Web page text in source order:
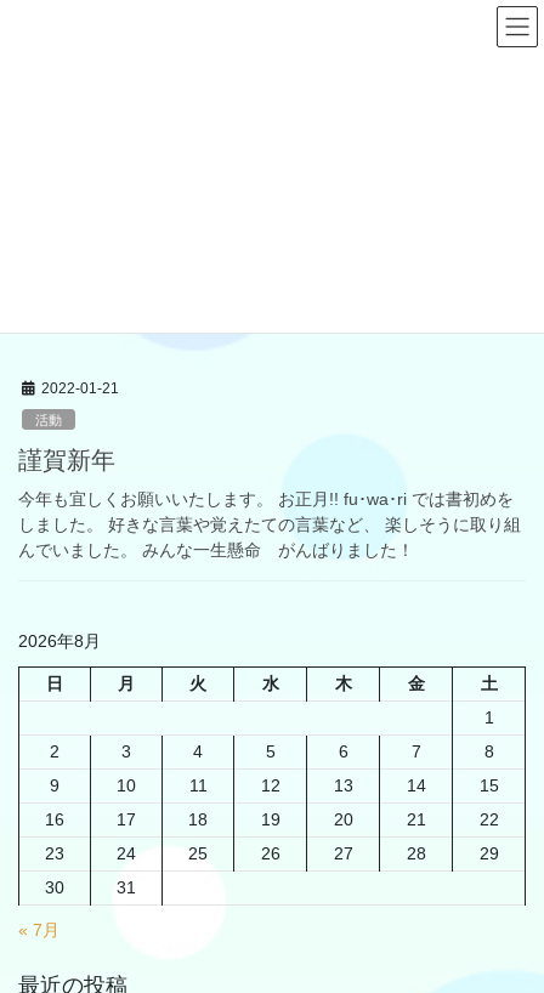
2022-01-21
活動
謹賀新年
今年も宜しくお願いいたします。 お正月!! fu･wa･ri では書初めを
しました。 好きな言葉や覚えたての言葉など、 楽しそうに取り組
んでいました。 みんな一生懸命 がんばりました！
2026年8月
日 月 火 水 木 金
土
1
2
3 4 5 6 7
8
9
10 11 12 13 14
15
16
17 18 19 20 21
22
23
24 25 26 27 28
29
30
31
« 7月
最近の投稿